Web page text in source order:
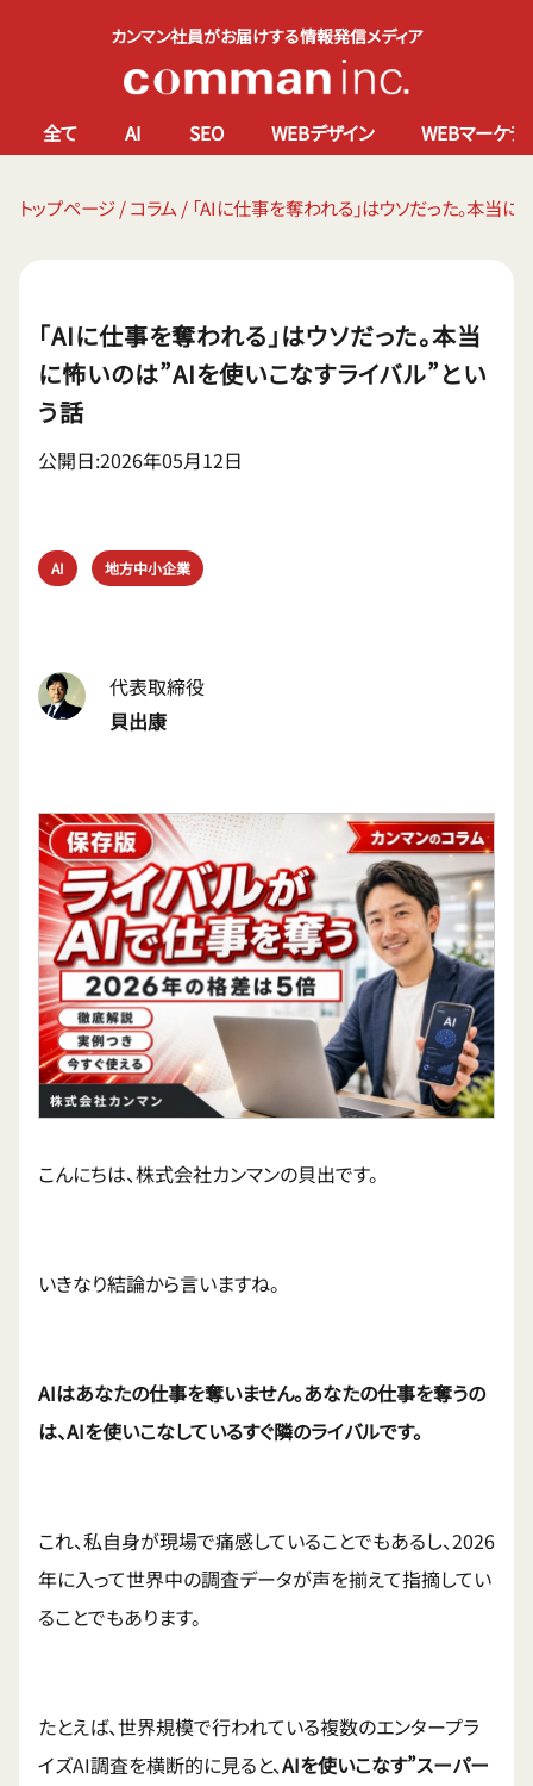
カンマン社員がお届けする情報発信メディア
全て AI SEO WEBデザイン WEBマーケテ
トップページ/コラム / 「AIに仕事を奪われる」はウソだった。本当
「AIに仕事を奪われる」はウソだった。本当
に怖いのは”AIを使いこなすライバル”とい
う話
公開日:2026年05月12日
AI 地方中小企業
代表取締役
貝出康
こんにちは、株式会社カンマンの貝出です。
いきなり結論から言いますね。
AIはあなたの仕事を奪いません。あなたの仕事を奪うの
は、AIを使いこなしているすぐ隣のライバルです。
これ、私自身が現場で痛感していることでもあるし、2026
年に入って世界中の調査データが声を揃えて指摘してい
ることでもあります。
たとえば、世界規模で行われている複数のエンタープラ
イズAI調査を横断的に見ると、AIを使いこなす”スーパー